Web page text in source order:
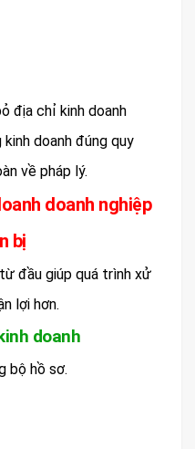
địa chỉ kinh doanh
doanh đúng quy
về pháp lý.
doanh nghiệp
bị
đầu giúp quá trình xử
lợi hơn.
doanh
bộ hồ sơ.